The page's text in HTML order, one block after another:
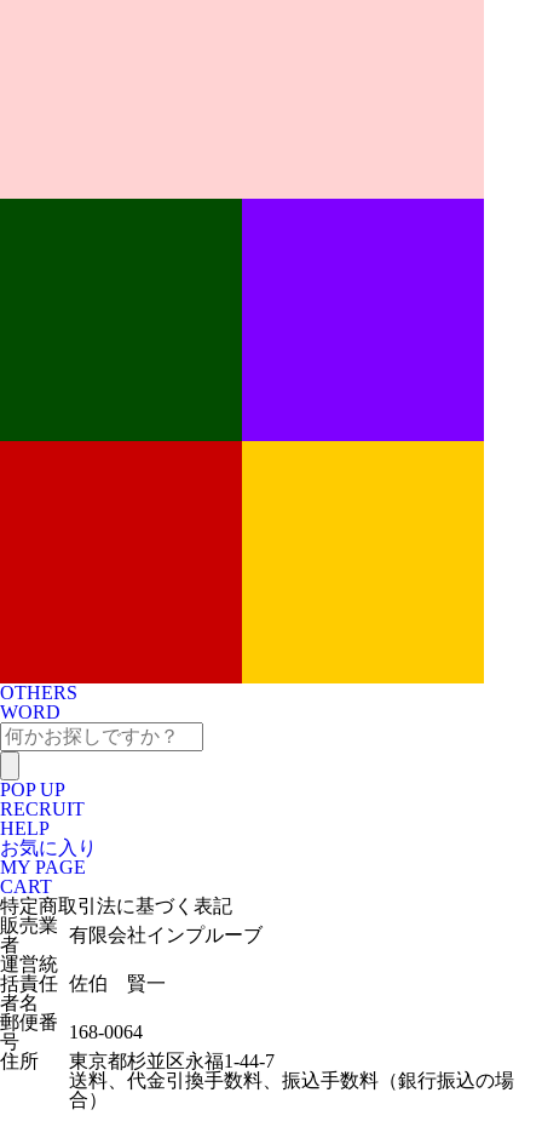
OTHERS
WORD
POP UP
RECRUIT
HELP
お気に入り
MY PAGE
CART
特定商取引法に基づく表記
販売業
者
有限会社インプルーブ
運営統
括責任
者名
佐伯 賢一
郵便番
号
168-0064
住所
東京都杉並区永福1-44-7
送料、代金引換手数料、振込手数料（銀行振込の場
合）